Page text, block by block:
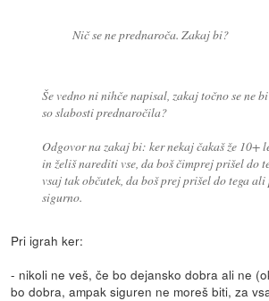
Nič se ne prednaroča. Zakaj bi?
Še vedno ni nihče napisal, zakaj točno se ne
so slabosti prednaročila?
Odgovor na zakaj bi: ker nekaj čakaš že 10+
in želiš narediti vse, da boš čimprej prišel do
vsaj tak občutek, da boš prej prišel do tega
sigurno.
Pri igrah ker:
- nikoli ne veš, če bo dejansko dobra ali ne
bo dobra, ampak siguren ne moreš biti, za